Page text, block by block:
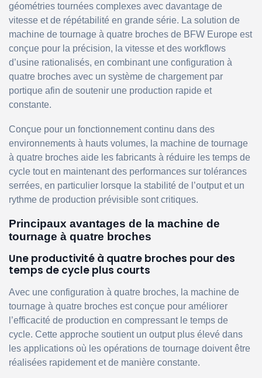
géométries tournées complexes avec davantage de
vitesse et de répétabilité en grande série. La solution de
machine de tournage à quatre broches de BFW Europe est
conçue pour la précision, la vitesse et des workflows
d’usine rationalisés, en combinant une configuration à
quatre broches avec un système de chargement par
portique afin de soutenir une production rapide et
constante.
Conçue pour un fonctionnement continu dans des
environnements à hauts volumes, la machine de tournage
à quatre broches aide les fabricants à réduire les temps de
cycle tout en maintenant des performances sur tolérances
serrées, en particulier lorsque la stabilité de l’output et un
rythme de production prévisible sont critiques.
Principaux avantages de la machine de
tournage à quatre broches
Une productivité à quatre broches pour des
temps de cycle plus courts
Avec une configuration à quatre broches, la machine de
tournage à quatre broches est conçue pour améliorer
l’efficacité de production en compressant le temps de
cycle. Cette approche soutient un output plus élevé dans
les applications où les opérations de tournage doivent être
réalisées rapidement et de manière constante.